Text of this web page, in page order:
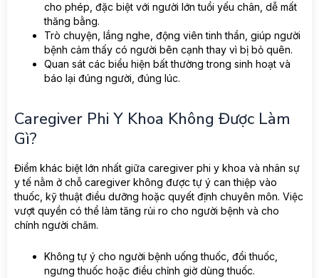
cho phép, đặc biệt với người lớn tuổi yếu chân, dễ mất
thăng bằng.
Trò chuyện, lắng nghe, động viên tinh thần, giúp người
bệnh cảm thấy có người bên cạnh thay vì bị bỏ quên.
Quan sát các biểu hiện bất thường trong sinh hoạt và
báo lại đúng người, đúng lúc.
Caregiver Phi Y Khoa Không Được Làm
Gì?
Điểm khác biệt lớn nhất giữa caregiver phi y khoa và nhân sự
y tế nằm ở chỗ caregiver không được tự ý can thiệp vào
thuốc, kỹ thuật điều dưỡng hoặc quyết định chuyên môn. Việc
vượt quyền có thể làm tăng rủi ro cho người bệnh và cho
chính người chăm.
Không tự ý cho người bệnh uống thuốc, đổi thuốc,
ngưng thuốc hoặc điều chỉnh giờ dùng thuốc.